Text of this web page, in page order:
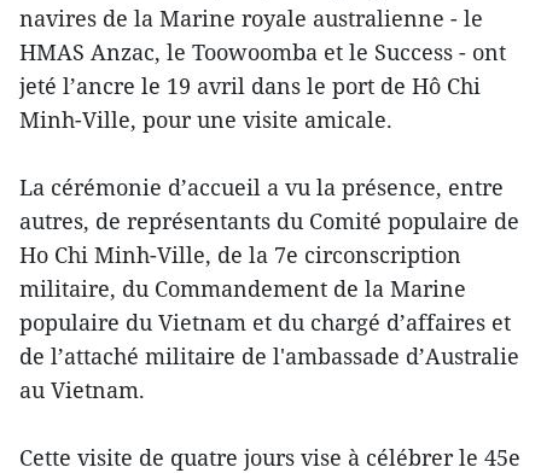
navires de la Marine royale australienne - le
HMAS Anzac, le Toowoomba et le Success - ont
jeté l’ancre le 19 avril dans le port de Hô Chi
Minh-Ville, pour une visite amicale.
La cérémonie d’accueil a vu la présence, entre
autres, de représentants du Comité populaire de
Ho Chi Minh-Ville, de la 7e circonscription
militaire, du Commandement de la Marine
populaire du Vietnam et du chargé d’affaires et
de l’attaché militaire de l'ambassade d’Australie
au Vietnam.
Cette visite de quatre jours vise à célébrer le 45e